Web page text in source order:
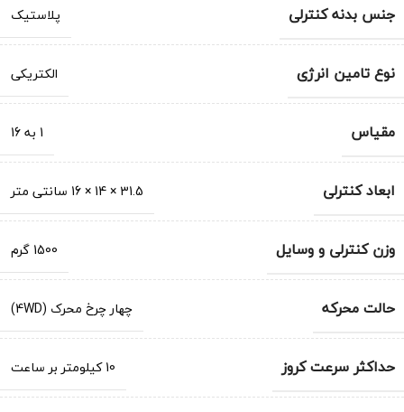
جنس بدنه کنترلی پلاستیک
نوع تامین انرژی الکتریکی
مقیاس 1 به 16
ابعاد کنترلی 31.5 × 14 × 16 سانتی متر
وزن کنترلی و وسایل 1500 گرم
حالت محرکه چهار چرخ محرک (4WD)
حداکثر سرعت کروز 10 کیلومتر بر ساعت